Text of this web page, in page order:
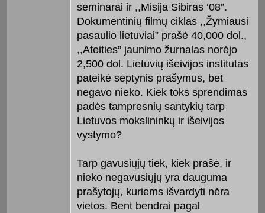
seminarai ir ,,Misija Sibiras ‘08”.
Dokumentinių filmų ciklas ,,Žymiausi
pasaulio lietuviai” prašė 40,000 dol.,
,,Ateities” jaunimo žurnalas norėjo
2,500 dol. Lietuvių išeivijos institutas
pateikė septynis prašymus, bet
negavo nieko. Kiek toks sprendimas
padės tampresnių santykių tarp
Lietuvos mokslininkų ir išeivijos
vystymo?
Tarp gavusiųjų tiek, kiek prašė, ir
nieko negavusiųjų yra dauguma
prašytojų, kuriems išvardyti nėra
vietos. Bent bendrai pagal